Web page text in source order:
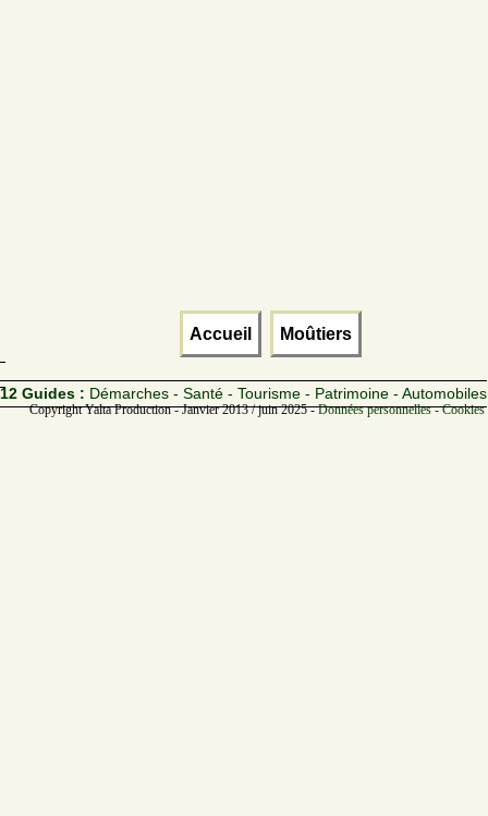
Accueil Moûtiers
12 Guides : Démarches - Santé - Tourisme - Patrimoine - Automobiles
Copyright Yalta Production - Janvier 2013 / juin 2025 -Données personnelles -